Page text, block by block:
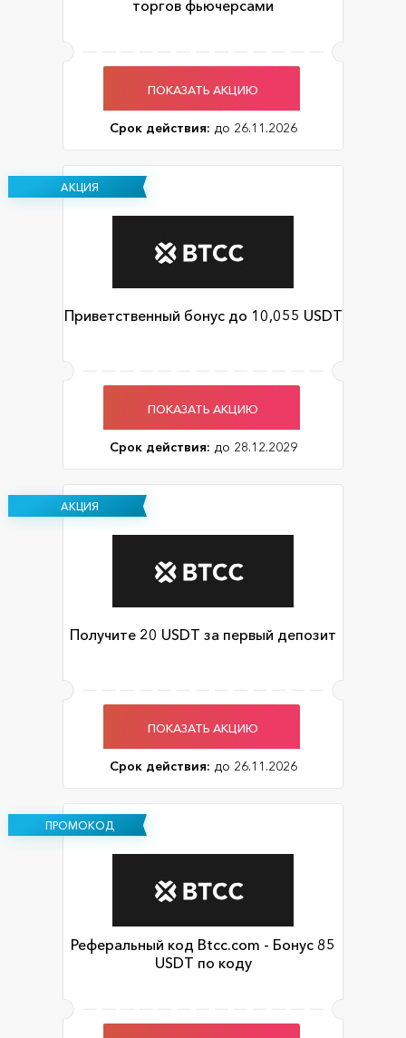
торгов фьючерсами
ПОКАЗАТЬ АКЦИЮ
Срок действия: до 26.11.2026
АКЦИЯ
Приветственный бонус до 10,055 USDT
ПОКАЗАТЬ АКЦИЮ
Срок действия: до 28.12.2029
АКЦИЯ
Получите 20 USDT за первый депозит
ПОКАЗАТЬ АКЦИЮ
Срок действия: до 26.11.2026
ПРОМОКОД
Реферальный код Btcc.com - Бонус 85
USDT по коду